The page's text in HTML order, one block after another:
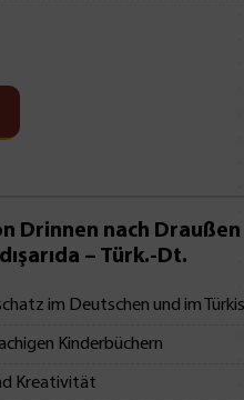
Drinnen nach Draußen
– Türk.-Dt.
im Deutschen und im
Kinderbüchern
Kreativität